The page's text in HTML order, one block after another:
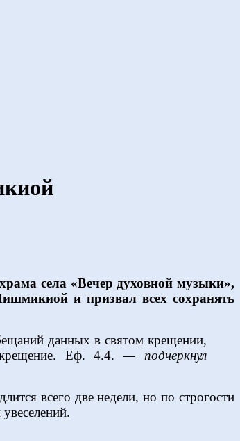
села «Вечер духовной музыки»,
и призвал всех сохранять
данных в святом крещении,
крещение. Еф. 4.4.— подчеркнул
всего две недели, но по строгости